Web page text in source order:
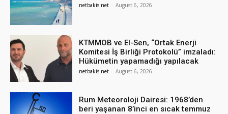
netbakis.net - August 6, 2026
KTMMOB ve El-Sen, “Ortak Enerji
Komitesi İş Birliği Protokolü” imzaladı:
Hükümetin yapamadığı yapılacak
netbakis.net - August 6, 2026
Rum Meteoroloji Dairesi: 1968’den
beri yaşanan 8’inci en sıcak temmuz